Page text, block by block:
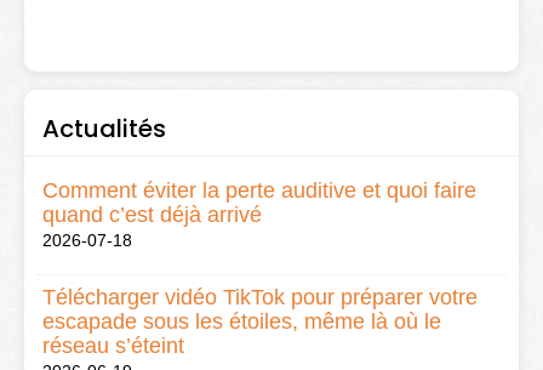
Actualités
Comment éviter la perte auditive et quoi faire
quand c’est déjà arrivé
2026-07-18
Télécharger vidéo TikTok pour préparer votre
escapade sous les étoiles, même là où le
réseau s’éteint